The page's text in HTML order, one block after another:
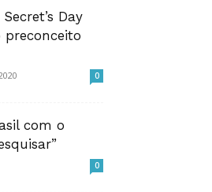
Day
0
com o
0